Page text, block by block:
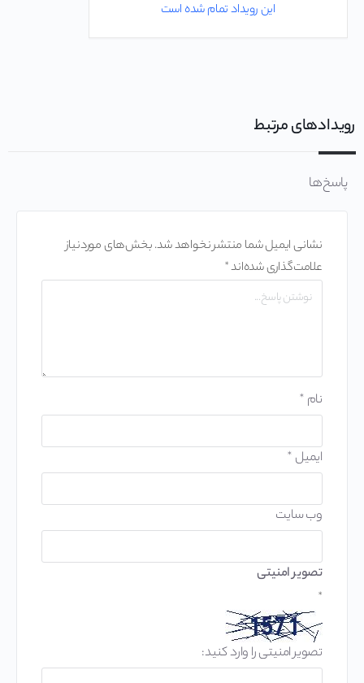
این رویداد تمام شده است
رویدادهای مرتبط
پاسخ‌ها
نشانی ایمیل شما منتشر نخواهد شد.بخش‌های موردنیاز
علامت‌گذاری شده‌اند*
نام *
ایمیل *
وب‌ سایت
تصویر امنیتی
*
تصویر امنیتی را وارد کنید: